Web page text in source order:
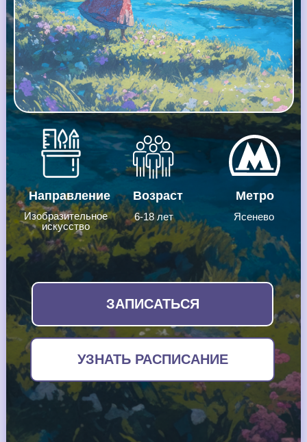
Направление
Изобразительное
искусство
Возраст
6-18 лет
Метро
Ясенево
УЗНАТЬ РАСПИСАНИЕ
ЗАПИСАТЬСЯ